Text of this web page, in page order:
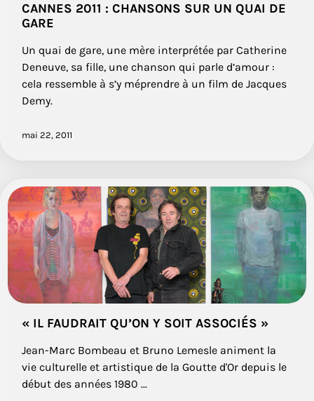
CANNES 2011 : CHANSONS SUR UN QUAI DE
GARE
Un quai de gare, une mère interprétée par Catherine
Deneuve, sa fille, une chanson qui parle d’amour :
cela ressemble à s’y méprendre à un film de Jacques
Demy.
mai 22, 2011
« IL FAUDRAIT QU’ON Y SOIT ASSOCIÉS »
Jean-Marc Bombeau et Bruno Lemesle animent la
vie culturelle et artistique de la Goutte d'Or depuis le
début des années 1980 ...